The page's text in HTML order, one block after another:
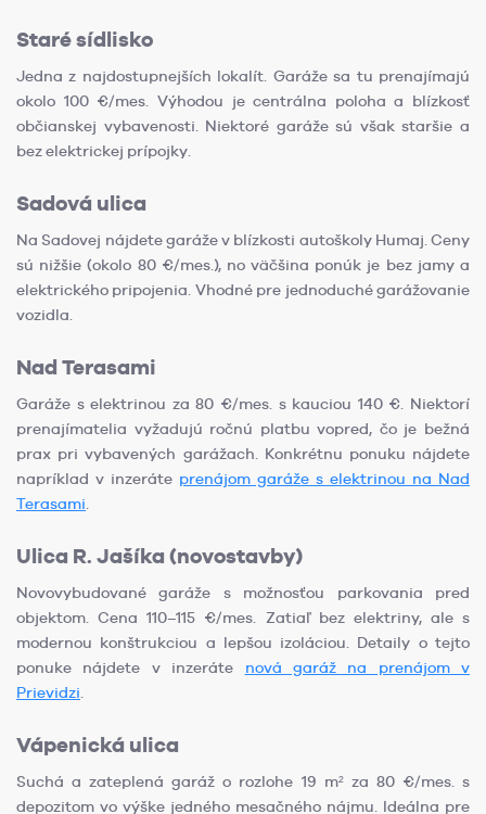
Staré sídlisko
Jedna z najdostupnejších lokalít. Garáže sa tu prenajímajú
okolo 100 €/mes. Výhodou je centrálna poloha a blízkosť
občianskej vybavenosti. Niektoré garáže sú však staršie a
bez elektrickej prípojky.
Sadová ulica
Na Sadovej nájdete garáže v blízkosti autoškoly Humaj. Ceny
sú nižšie (okolo 80 €/mes.), no väčšina ponúk je bez jamy a
elektrického pripojenia. Vhodné pre jednoduché garážovanie
vozidla.
Nad Terasami
Garáže s elektrinou za 80 €/mes. s kauciou 140 €. Niektorí
prenajímatelia vyžadujú ročnú platbu vopred, čo je bežná
prax pri vybavených garážach. Konkrétnu ponuku nájdete
napríklad v inzeráte prenájom garáže s elektrinou na Nad
Terasami
Ulica R. Jašíka (novostavby)
Novovybudované garáže s možnosťou parkovania pred
objektom. Cena 110–115 €/mes. Zatiaľ bez elektriny, ale s
modernou konštrukciou a lepšou izoláciou. Detaily o tejto
ponuke nájdete v inzeráte nová garáž na prenájom v
Prievidzi
Vápenická ulica
Suchá a zateplená garáž o rozlohe 19 m² za 80 €/mes. s
depozitom vo výške jedného mesačného nájmu. Ideálna pre